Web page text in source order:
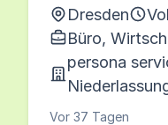
Dresden
Büro,
persona
Vor 37 Tagen